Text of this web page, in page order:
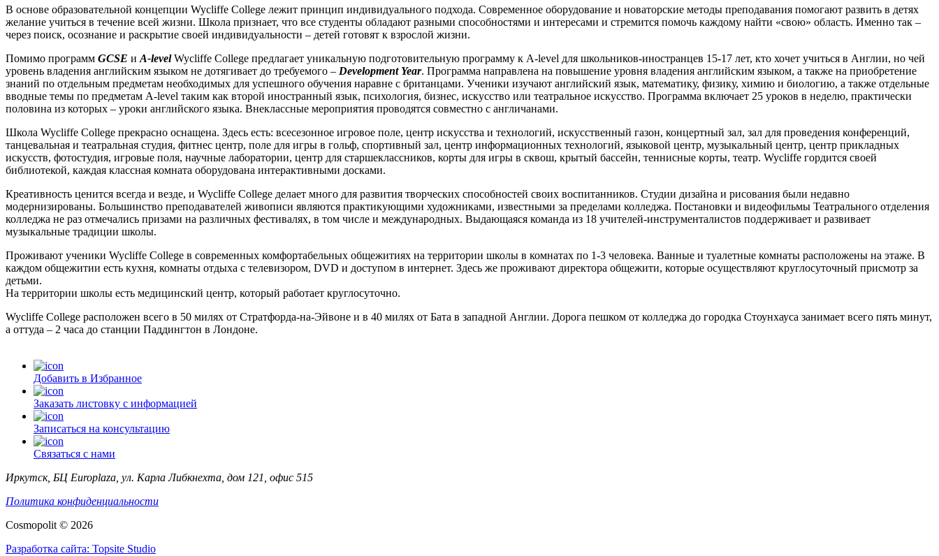
В основе образовательной концепции Wycliffe College лежит принцип индивидуального подхода. Современное оборудование и новаторские методы преподавания помогают развить в детях
желание учиться в течение всей жизни. Школа признает, что все студенты обладают разными способностями и интересами и стремится помочь каждому найти «свою» область. Именно так –
через поиск, осознание и раскрытие своей индивидуальности – детей готовят к взрослой жизни.
Помимо программ GCSE и A-levelWycliffe College предлагает уникальную подготовительную программу к A-level для школьников-иностранцев 15-17 лет, кто хочет учиться в Англии, но чей
уровень владения английским языком не дотягивает до требуемого – Development Year. Программа направлена на повышение уровня владения английским языком, а также на приобретение
знаний по отдельным предметам необходимых для успешного обучения наравне с британцами. Ученики изучают английский язык, математику, физику, химию и биологию, а также отдельные
вводные темы по предметам A-level таким как второй иностранный язык, психология, бизнес, искусство или театральное искусство. Программа включает 25 уроков в неделю, практически
половина из которых – уроки английского языка. Внеклассные мероприятия проводятся совместно с англичанами.
Школа Wycliffe College прекрасно оснащена. Здесь есть: всесезонное игровое поле, центр искусства и технологий, искусственный газон, концертный зал, зал для проведения конференций,
танцевальная и театральная студия, фитнес центр, поле для игры в гольф, спортивный зал, центр информационных технологий, языковой центр, музыкальный центр, центр прикладных
искусств, фотостудия, игровые поля, научные лаборатории, центр для старшеклассников, корты для игры в сквош, крытый бассейн, теннисные корты, театр. Wycliffe гордится своей
библиотекой, каждая классная комната оборудована интерактивными досками.
Креативность ценится всегда и везде, и Wycliffe College делает много для развития творческих способностей своих воспитанников. Студии дизайна и рисования были недавно
модернизированы. Большинство преподавателей живописи являются практикующими художниками, известными за пределами колледжа. Постановки и видеофильмы Театрального отделения
колледжа не раз отмечались призами на различных фестивалях, в том числе и международных. Выдающаяся команда из 18 учителей-инструменталистов поддерживает и развивает
музыкальные традиции школы.
Проживают ученики Wycliffe College в современных комфортабельных общежитиях на территории школы в комнатах по 1-3 человека. Ванные и туалетные комнаты расположены на этаже. В
каждом общежитии есть кухня, комнаты отдыха с телевизором, DVD и доступом в интернет. Здесь же проживают директора общежити, которые осуществляют круглосуточный присмотр за
детьми.
На территории школы есть медицинский центр, который работает круглосуточно.
Wycliffe College расположен всего в 50 милях от Стратфорда-на-Эйвоне и в 40 милях от Бата в западной Англии. Дорога пешком от колледжа до городка Стоунхауса занимает всего пять минут,
а оттуда – 2 часа до станции Паддингтон в Лондоне.
Добавить в Избранное
Заказать листовку с информацией
Записаться на консультацию
Связаться с нами
Иркутск, БЦ Europlaza, ул. Карла Либкнехта, дом 121, офис 515
Политика конфиденциальности
Cosmopolit © 2026
Разработка сайта: Topsite Studio